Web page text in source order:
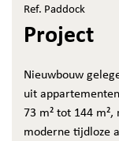
Ref. Paddock
Project
Nieuwbouw
uit
73 m² tot 144
moderne tijdloze